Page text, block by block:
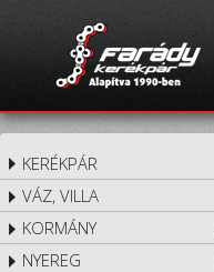
KERÉKPÁR
VÁZ, VILLA
KORMÁNY
NYEREG